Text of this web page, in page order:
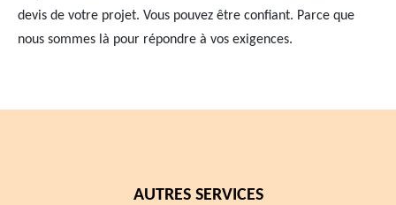
devis de votre projet. Vous pouvez être confiant. Parce que
nous sommes là pour répondre à vos exigences.
AUTRES SERVICES